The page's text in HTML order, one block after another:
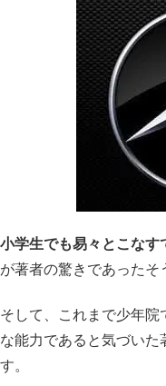
小学生でも易々とこなす
が著者の驚きであったそ
そして、これまで少年院
な能力であると気づいた
す。